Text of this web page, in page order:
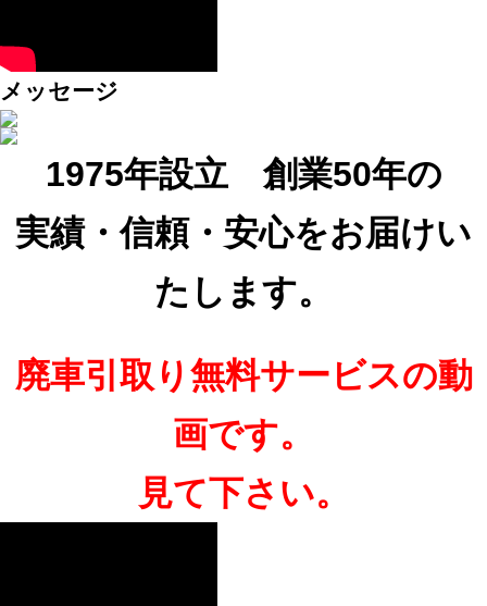
メッセージ
1975年設立 創業50年の
実績・信頼・安心をお届けい
たします。
廃車引取り無料サービスの動
画です。
見て下さい。